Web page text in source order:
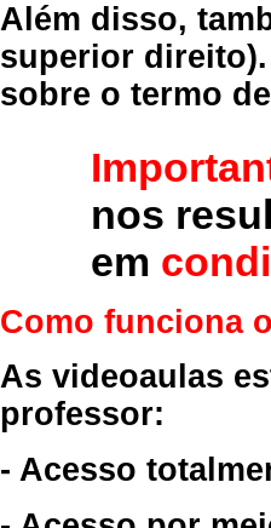
Além disso,
superior
sobre o termo
nos
em
Como funciona
As videoaulas
professor:
- Acesso